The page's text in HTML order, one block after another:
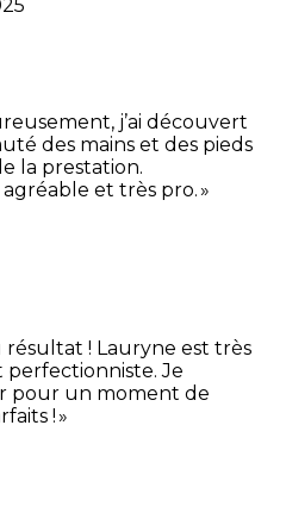
j’ai découvert
des mains et des pieds
la prestation.
agréable et très pro.»
résultat ! Lauryne est très
perfectionniste. Je
pour un moment de
!»